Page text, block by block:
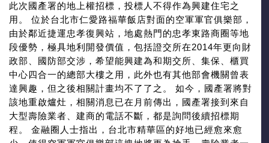
此次國產署的地上權招標，投標人不得作為興建住宅之
用。 位於台北市仁愛路福華飯店對面的空軍軍官俱樂部，
由於鄰近捷運忠孝復興站，地處熱門的忠孝東路商圈等地
段優勢，極具地利開發價值，包括證交所在2014年更向財
政部、國防部交涉，希望能興建為和期交所、集保、櫃買
中心四合一的總部大樓之用，此外也有其他部會機關曾表
達興趣，但之後相關計畫均不了了之。 如今，國產署將對
該地重啟爐灶，相關消息已在月前傳出，國產署接到來自
大型壽險業者、建商的電話不斷，都是詢問後續招標期
程。 金融圈人士指出，台北市精華區的好地已經愈來愈